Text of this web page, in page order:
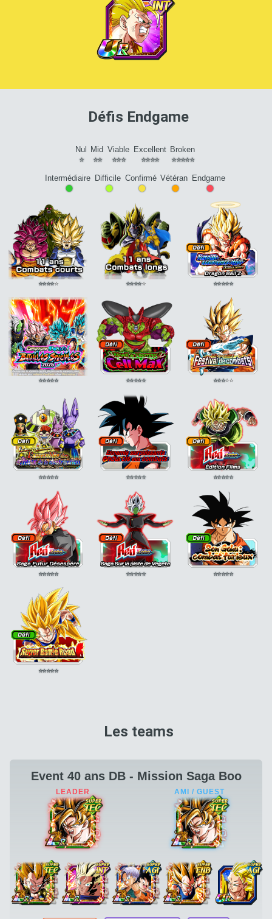
Défis Endgame
Niveau du personnage
Nul
⭐
Mid
⭐⭐
Viable
⭐⭐⭐
Excellent
⭐⭐⭐⭐
Broken
⭐⭐⭐⭐⭐
Difficulté du défi
Intermédiaire
• Difficile
• Confirmé
• Vétéran
• Endgame
•
⭐⭐⭐⭐⭐ ⭐⭐⭐⭐⭐ ⭐⭐⭐⭐⭐
⭐⭐⭐⭐⭐ ⭐⭐⭐⭐⭐ ⭐⭐⭐⭐⭐
⭐⭐⭐⭐⭐ ⭐⭐⭐⭐⭐ ⭐⭐⭐⭐⭐
⭐⭐⭐⭐⭐ ⭐⭐⭐⭐⭐ ⭐⭐⭐⭐⭐
⭐⭐⭐⭐⭐
Les teams
Event 40 ans DB - Mission Saga Boo